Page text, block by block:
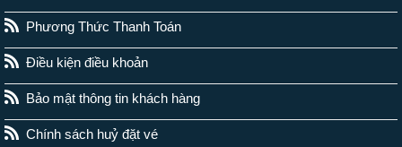
Phương Thức Thanh Toán
Điều kiện điều khoản
Bảo mật thông tin khách hàng
Chính sách huỷ đặt vé